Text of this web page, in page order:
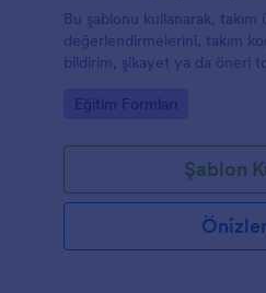
Bu şablonu kullanarak, takım
değerlendirmelerini, takım
bildirim, şikayet ya da öneri
Go to Category:
Eğitim Formları
Şablon